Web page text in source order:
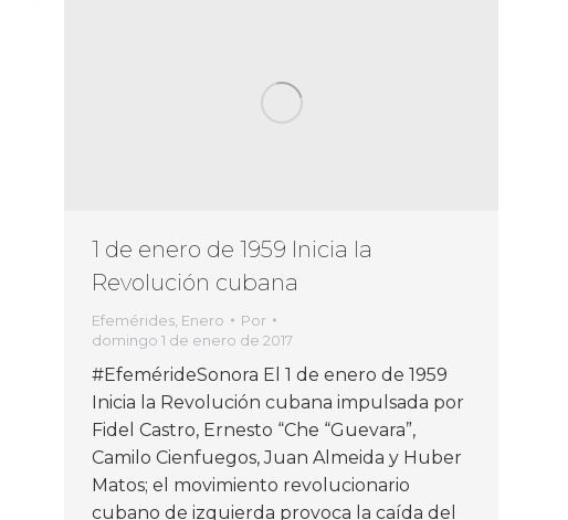
1 de enero de 1959 Inicia la
Revolución cubana
Efemérides Enero
Por
domingo 1 de enero de 2017
#EfemérideSonora El 1 de enero de 1959
Inicia la Revolución cubana impulsada por
Fidel Castro, Ernesto “Che “Guevara”,
Camilo Cienfuegos, Juan Almeida y Huber
Matos; el movimiento revolucionario
cubano de izquierda provoca la caída del